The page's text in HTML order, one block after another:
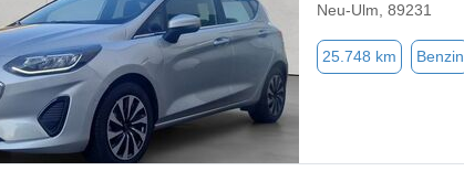
Neu-Ulm, 89231
25.748 km Benzin